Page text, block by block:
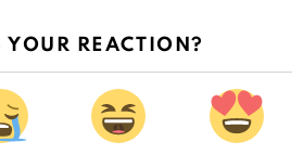
YOUR REACTION?